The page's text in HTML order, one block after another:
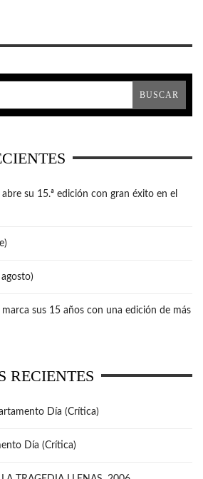
su 15.ª edición con gran éxito en el
sus 15 años con una edición de más
RECIENTES
Día (Crítica)
Día (Crítica)